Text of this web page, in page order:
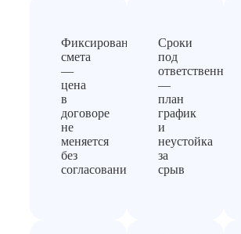
Фиксированная
смета
—
цена
в
договоре
не
меняется
без
согласования
Сроки
под
ответственность
—
план
график
и
неустойка
за
срыв